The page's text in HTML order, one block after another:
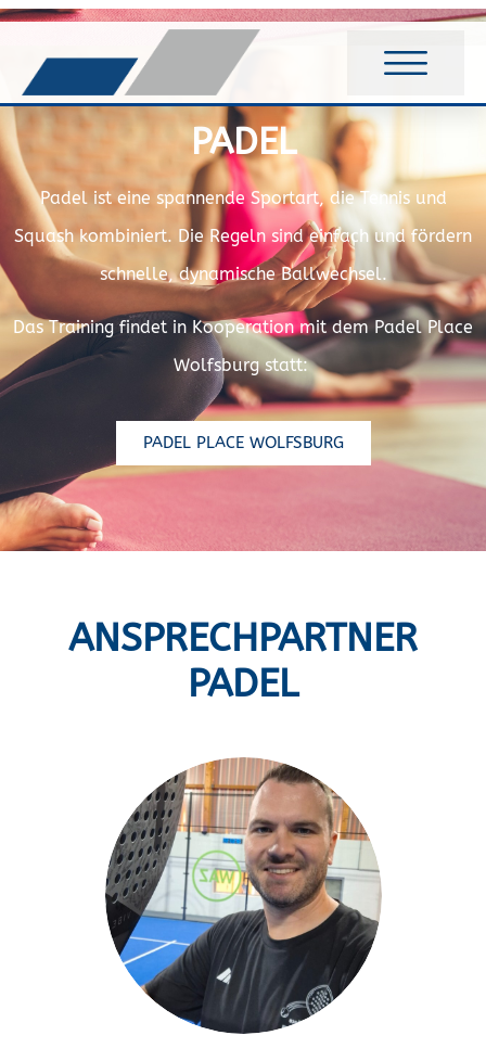
PADEL
Padel ist eine spannende Sportart, die Tennis und
Squash kombiniert. Die Regeln sind einfach und fördern
schnelle, dynamische Ballwechsel.
Das Training findet in Kooperation mit dem Padel Place
Wolfsburg statt:
PADEL PLACE WOLFSBURG
ANSPRECHPARTNER
PADEL